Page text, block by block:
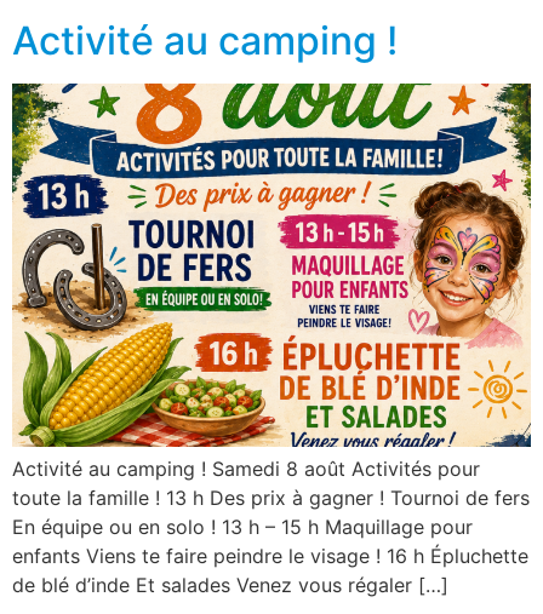
Activité au camping !
Activité au camping ! Samedi 8 août Activités pour
toute la famille ! 13 h Des prix à gagner ! Tournoi de fers
En équipe ou en solo ! 13 h – 15 h Maquillage pour
enfants Viens te faire peindre le visage ! 16 h Épluchette
de blé d’inde Et salades Venez vous régaler […]